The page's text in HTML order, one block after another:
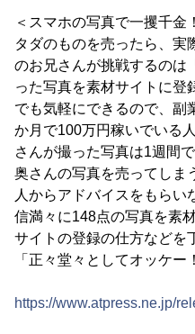
＜スマホの写真で一攫千金
タダのものを売ったら、実
のお兄さんが挑戦するのは
った写真を素材サイトに登
でも気軽にできるので、副
か月で100万円稼いでいる
さんが撮った写真は1週間
奥さんの写真を売ってし
人からアドバイスをもらい
信満々に148点の写真を素
サイトの登録の仕方などを
「正々堂々としてオッケ
https://www.atpress.ne.jp/